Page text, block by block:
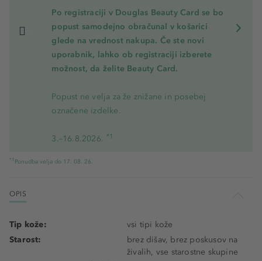
Po registraciji v Douglas Beauty Card se bo
popust samodejno obračunal v košarici
glede na vrednost nakupa. Če ste novi
uporabnik, lahko ob registraciji izberete
možnost, da želite Beauty Card.
Popust ne velja za že znižane in posebej
označene izdelke.
3.–16.8.2026. *1
*1 Ponudba velja do 17. 08. 26.
OPIS
Tip kože:
vsi tipi kože
Starost:
brez dišav, brez poskusov na
živalih, vse starostne skupine